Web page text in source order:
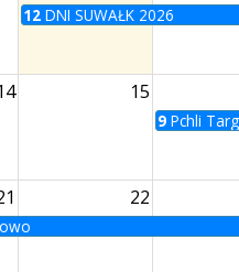
12 DNI SUWAŁK 2026
15
to i wyjedź z tego miasta
9 Pchli
22